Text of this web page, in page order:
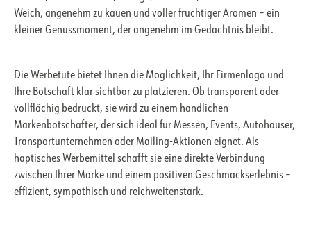
Weich, angenehm zu kauen und voller fruchtiger Aromen – ein
kleiner Genussmoment, der angenehm im Gedächtnis bleibt.
Die Werbetüte bietet Ihnen die Möglichkeit, Ihr Firmenlogo und
Ihre Botschaft klar sichtbar zu platzieren. Ob transparent oder
vollflächig bedruckt, sie wird zu einem handlichen
Markenbotschafter, der sich ideal für Messen, Events, Autohäuser,
Transportunternehmen oder Mailing-Aktionen eignet. Als
haptisches Werbemittel schafft sie eine direkte Verbindung
zwischen Ihrer Marke und einem positiven Geschmackserlebnis –
effizient, sympathisch und reichweitenstark.